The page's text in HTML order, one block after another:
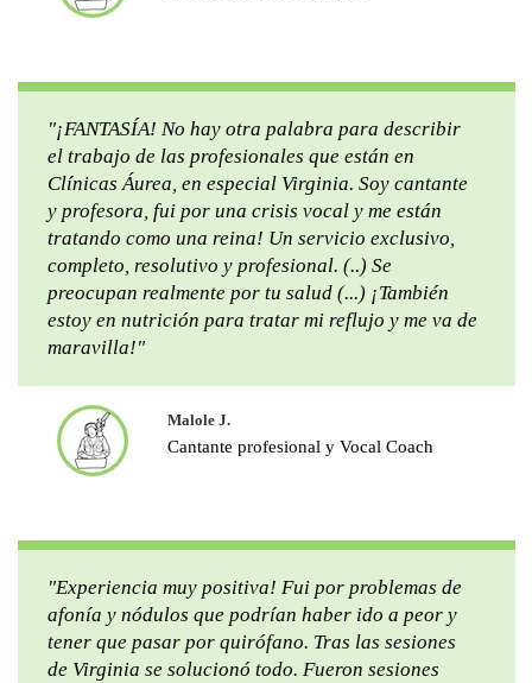
"¡FANTASÍA! No hay otra palabra para describir
el trabajo de las profesionales que están en
Clínicas Áurea, en especial Virginia. Soy cantante
y profesora, fui por una crisis vocal y me están
tratando como una reina! Un servicio exclusivo,
completo, resolutivo y profesional. (..) Se
preocupan realmente por tu salud (...) ¡También
estoy en nutrición para tratar mi reflujo y me va de
maravilla!"
Malole J.
Cantante profesional y Vocal Coach
"Experiencia muy positiva! Fui por problemas de
afonía y nódulos que podrían haber ido a peor y
tener que pasar por quirófano. Tras las sesiones
de Virginia se solucionó todo. Fueron sesiones